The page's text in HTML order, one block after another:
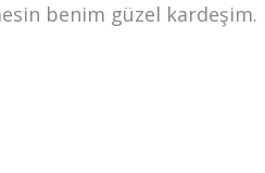
benim güzel kardeşim.